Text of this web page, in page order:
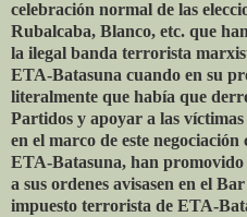
celebración normal de las
Rubalcaba, Blanco, etc. que
la ilegal banda terrorista
ETA-Batasuna cuando en su
literalmente que había que
Partidos y apoyar a las
en el marco de este
ETA-Batasuna, han
a sus ordenes avisasen en el
impuesto terrorista de ETA-